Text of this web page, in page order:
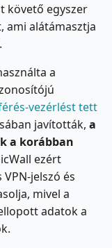
követő egyszer
ami alátámasztja
a
vezérlést tett
javították, a
a korábban
ezért
jelszó és
mivel a
adatok a